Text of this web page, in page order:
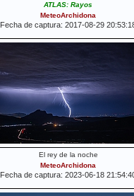
ATLAS: Rayos
MeteoArchidona
Fecha de captura: 2017-08-29
El rey de la noche
MeteoArchidona
Fecha de captura: 2023-06-18